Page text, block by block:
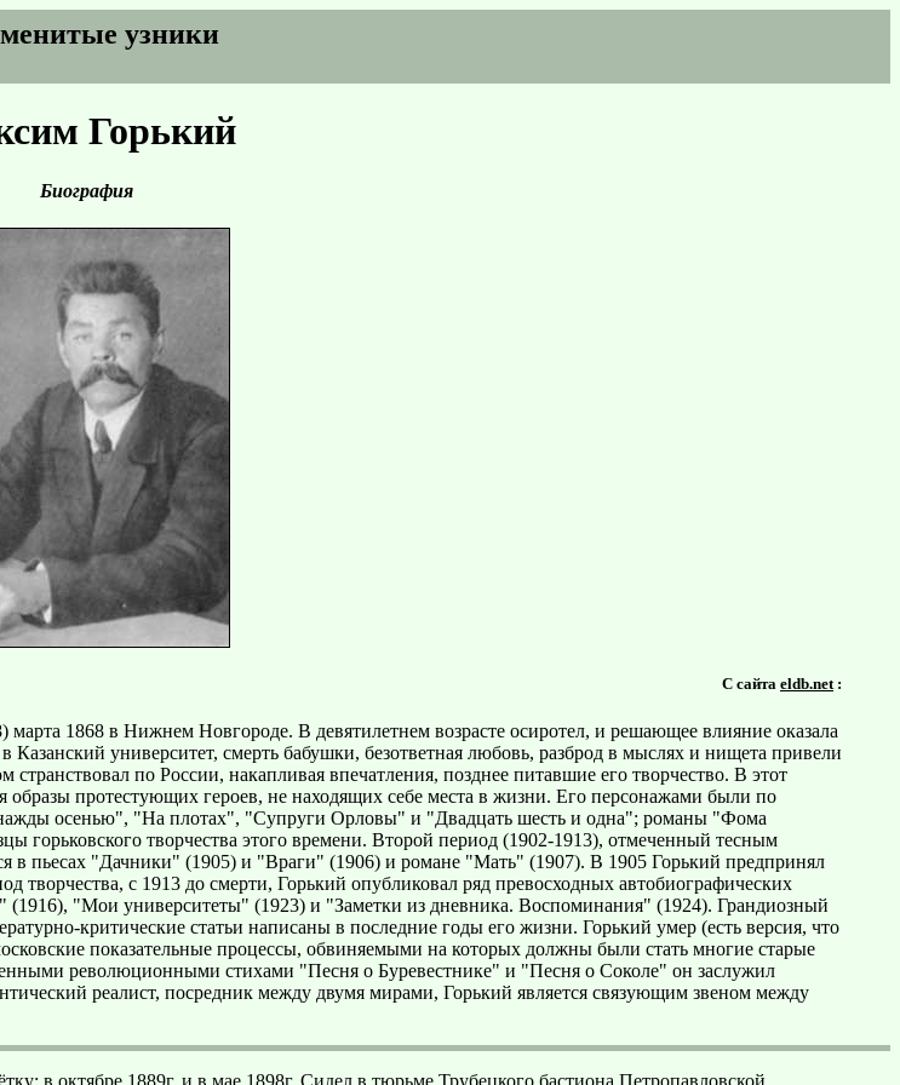
узники
Горький
Биография
С сайта eldb.net:
1868 в Нижнем Новгороде. В девятилетнем возрасте осиротел, и решающее влияние оказала
Казанский университет, смерть бабушки, безответная любовь, разброд в мыслях и нищета привели
по России, накапливая впечатления, позднее питавшие его творчество. В этот
протестующих героев, не находящих себе места в жизни. Его персонажами были по
осенью", "На плотах", "Супруги Орловы" и "Двадцать шесть и одна"; романы "Фома
творчества этого времени. Второй период (1902-1913), отмеченный тесным
в пьесах "Дачники" (1905) и "Враги" (1906) и романе "Мать" (1907). В 1905 Горький предпринял
с 1913 до смерти, Горький опубликовал ряд превосходных автобиографических
(1916), "Мои университеты" (1923) и "Заметки из дневника. Воспоминания" (1924). Грандиозный
критические статьи написаны в последние годы его жизни. Горький умер (есть версия, что
показательные процессы, обвиняемыми на которых должны были стать многие старые
революционными стихами "Песня о Буревестнике" и "Песня о Соколе" он заслужил
реалист, посредник между двумя мирами, Горький является связующим звеном между